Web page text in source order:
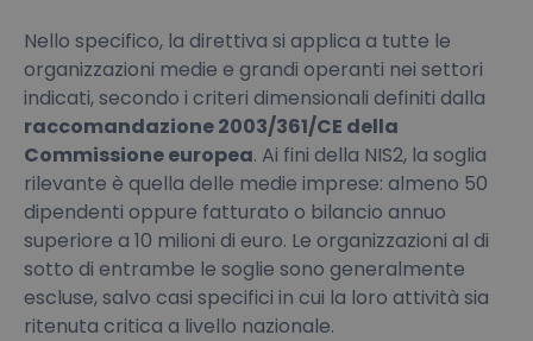
Nello specifico, la direttiva si applica a tutte le
organizzazioni medie e grandi operanti nei settori
indicati, secondo i criteri dimensionali definiti dalla
raccomandazione 2003/361/CE della
Commissione europea. Ai fini della NIS2, la soglia
rilevante è quella delle medie imprese: almeno 50
dipendenti oppure fatturato o bilancio annuo
superiore a 10 milioni di euro. Le organizzazioni al di
sotto di entrambe le soglie sono generalmente
escluse, salvo casi specifici in cui la loro attività sia
ritenuta critica a livello nazionale.